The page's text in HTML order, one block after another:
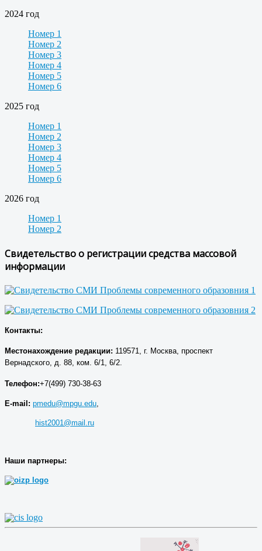
2024 год
Номер 1
Номер 2
Номер 3
Номер 4
Номер 5
Номер 6
2025 год
Номер 1
Номер 2
Номер 3
Номер 4
Номер 5
Номер 6
2026 год
Номер 1
Номер 2
Свидетельство о регистрации средства массовой
информации
Контакты:
Местонахождение редакции: 119571, г. Москва, проспект
Вернадского, д. 88, ком. 6/1, 6/2.
Телефон:+7(499) 730-38-63
E-mail: pmedu@mpgu.edu
hist2001@mail.ru
Наши партнеры: